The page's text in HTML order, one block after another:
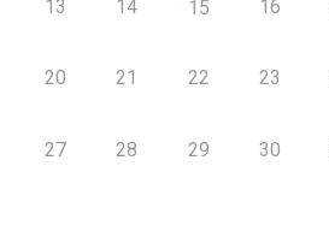
13 14 15 16
20 21 22 23
27 28 29 30